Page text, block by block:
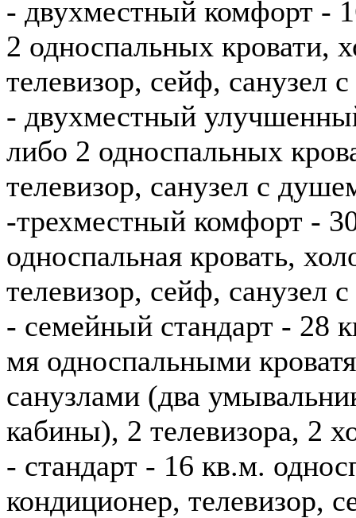
- двухместный комфорт -
2 односпальных кровати,
телевизор, сейф, санузел
- двухместный
либо 2 односпальных
телевизор, санузел с
-трехместный комфорт -
односпальная кровать,
телевизор, сейф, санузел
- семейный стандарт - 28
мя односпальными
санузлами (два
кабины), 2 телевизора, 2
- стандарт - 16 кв.м.
кондиционер, телевизор,